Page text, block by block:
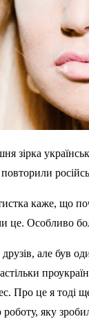
зірка
повторили
каже, що
це. Особливо
але був
Про це я
яку